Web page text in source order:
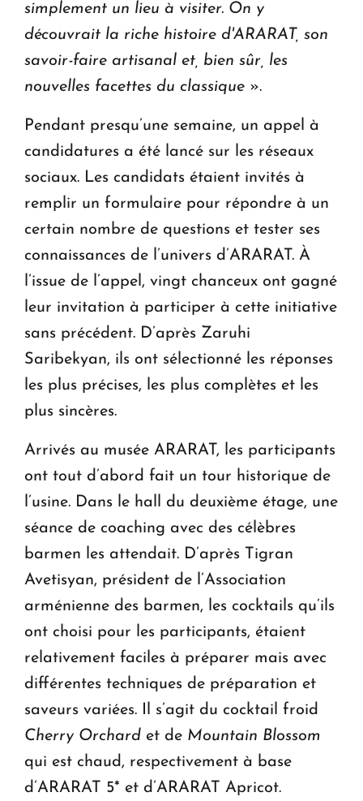
simplement un lieu à visiter. On y
découvrait la riche histoire d'ARARAT, son
savoir-faire artisanal et, bien sûr, les
nouvelles facettes du classique ».
Pendant presqu’une semaine, un appel à
candidatures a été lancé sur les réseaux
sociaux. Les candidats étaient invités à
remplir un formulaire pour répondre à un
certain nombre de questions et tester ses
connaissances de l’univers d’ARARAT. À
l’issue de l’appel, vingt chanceux ont gagné
leur invitation à participer à cette initiative
sans précédent. D’après Zaruhi
Saribekyan, ils ont sélectionné les réponses
les plus précises, les plus complètes et les
plus sincères.
Arrivés au musée ARARAT, les participants
ont tout d’abord fait un tour historique de
l’usine. Dans le hall du deuxième étage, une
séance de coaching avec des célèbres
barmen les attendait. D’après Tigran
Avetisyan, président de l’Association
arménienne des barmen, les cocktails qu’ils
ont choisi pour les participants, étaient
relativement faciles à préparer mais avec
différentes techniques de préparation et
saveurs variées. Il s’agit du cocktail froid
Cherry Orchard et de Mountain Blossom
qui est chaud, respectivement à base
d’ARARAT 5* et d’ARARAT Apricot.